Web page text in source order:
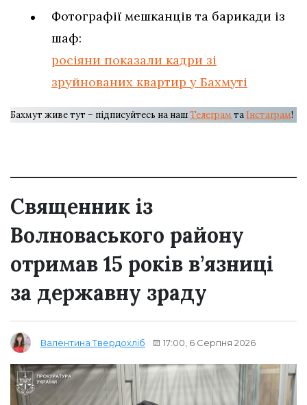
Фотографії мешканців та барикади із
шаф:
росіяни показали кадри зі
зруйнованих квартир у Бахмуті
Бахмут живе тут – підписуйтесь на нашТелеграм та Інстаграм!
Священник із
Волноваського району
отримав 15 років в’язниці
за державну зраду
Валентина Твердохліб 17:00, 6 Серпня 2026